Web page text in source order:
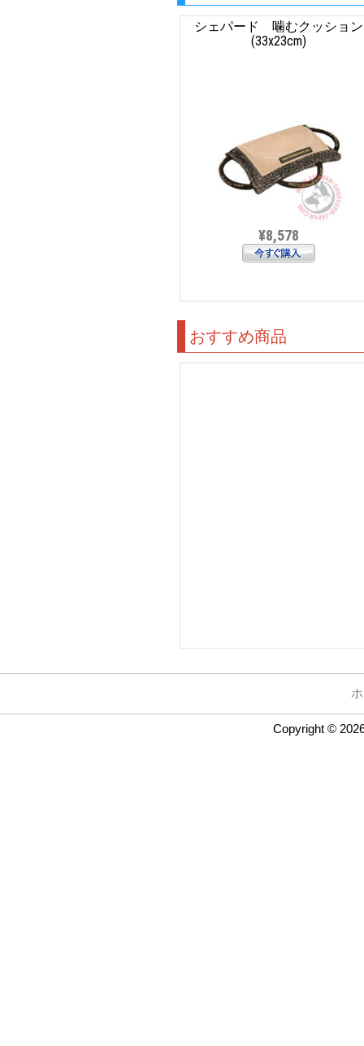
シェパード 噛むクッション
(33x23cm)
¥8,578
おすすめ商品
Copyright ©